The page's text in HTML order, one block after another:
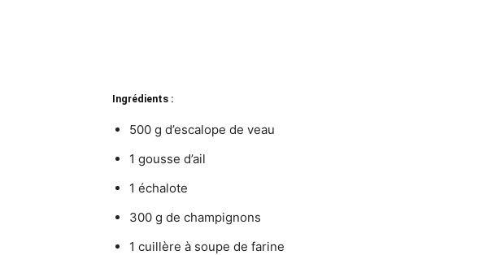
Ingrédients :
500 g d’escalope de veau
1 gousse d’ail
1 échalote
300 g de champignons
1 cuillère à soupe de farine